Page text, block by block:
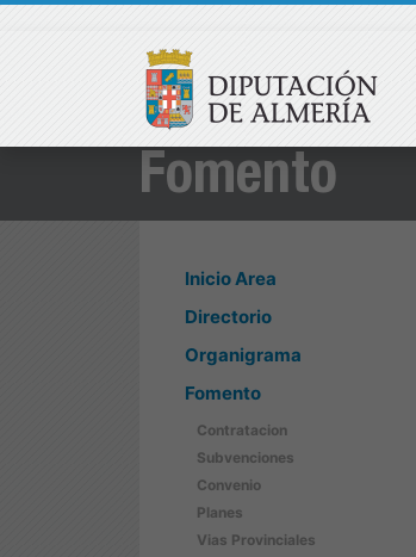
Fomento
Inicio Area
Directorio
Organigrama
Fomento
Contratacion
Subvenciones
Convenio
Planes
Vias Provinciales